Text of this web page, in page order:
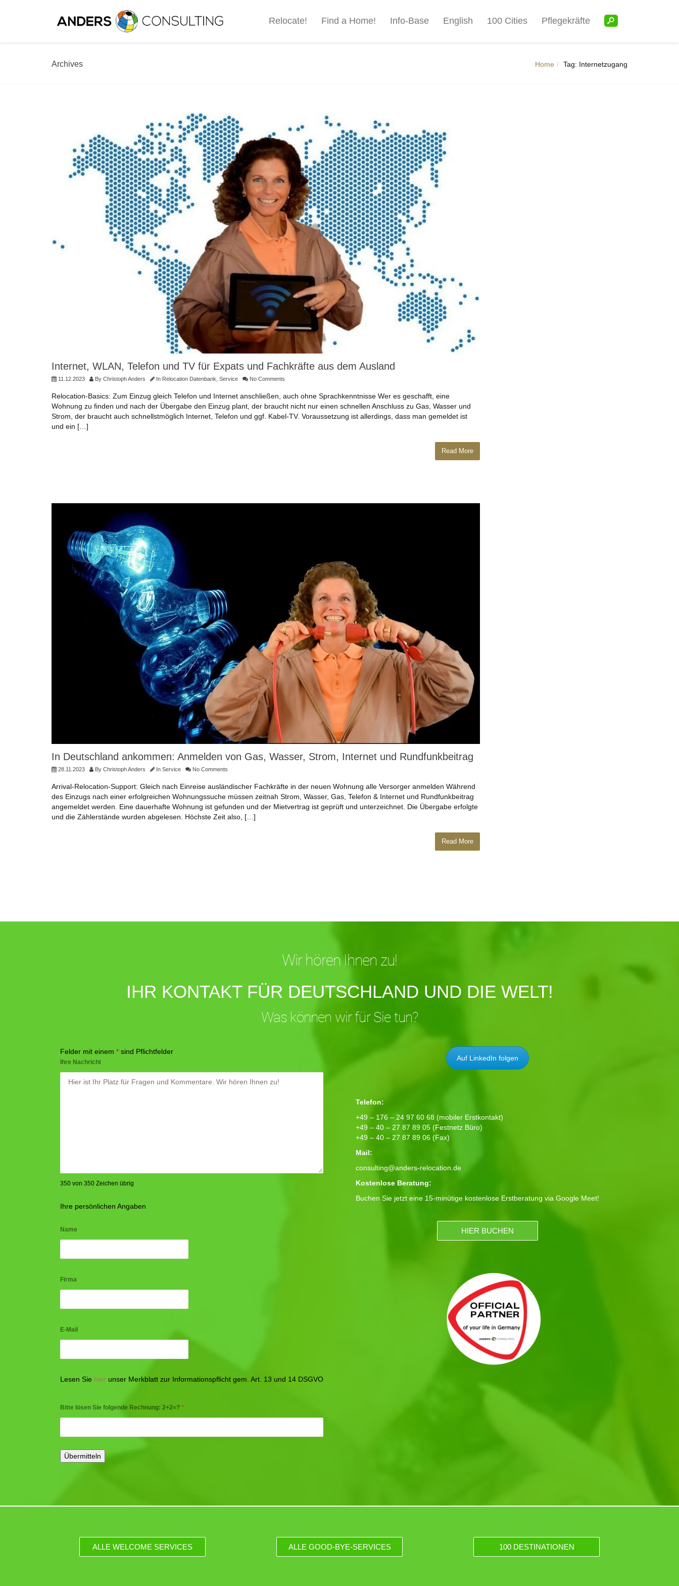
Relocate! Find a Home! Info-Base English 100 Cities Pflegekräfte
Archives Home Tag: Internetzugang
Internet, WLAN, Telefon und TV für Expats und Fachkräfte aus dem Ausland
11.12.2023 By Christoph Anders In Relocation Datenbank Service No Comments
Relocation-Basics: Zum Einzug gleich Telefon und Internet anschließen, auch ohne Sprachkenntnisse Wer es geschafft, eine
Wohnung zu finden und nach der Übergabe den Einzug plant, der braucht nicht nur einen schnellen Anschluss zu Gas, Wasser und
Strom, der braucht auch schnellstmöglich Internet, Telefon und ggf. Kabel-TV. Voraussetzung ist allerdings, dass man gemeldet ist
und ein […]
Read More
In Deutschland ankommen: Anmelden von Gas, Wasser, Strom, Internet und Rundfunkbeitrag
28.11.2023 By Christoph Anders In Service No Comments
Arrival-Relocation-Support: Gleich nach Einreise ausländischer Fachkräfte in der neuen Wohnung alle Versorger anmelden Während
des Einzugs nach einer erfolgreichen Wohnungssuche müssen zeitnah Strom, Wasser, Gas, Telefon & Internet und Rundfunkbeitrag
angemeldet werden. Eine dauerhafte Wohnung ist gefunden und der Mietvertrag ist geprüft und unterzeichnet. Die Übergabe erfolgte
und die Zählerstände wurden abgelesen. Höchste Zeit also, […]
Read More
Wir hören Ihnen zu!
IHR KONTAKT FÜR DEUTSCHLAND UND DIE WELT!
Was können wir für Sie tun?
Felder mit einem * sind Pflichtfelder
Ihre Nachricht
350 von 350 Zeichen übrig
Ihre persönlichen Angaben
Name
Firma
E-Mail
Lesen Sie hier unser Merkblatt zur Informationspflicht gem. Art. 13 und 14 DSGVO
Bitte lösen Sie folgende Rechnung: 2+2=? *
Auf LinkedIn folgen
Telefon:
+49 – 176 – 24 97 60 68 (mobiler Erstkontakt)
+49 – 40 – 27 87 89 05 (Festnetz Büro)
+49 – 40 – 27 87 89 06 (Fax)
Mail:
consulting@anders-relocation.de
Kostenlose Beratung:
Buchen Sie jetzt eine 15-minütige kostenlose Erstberatung via Google Meet!
HIER BUCHEN
ALLE WELCOME SERVICES ALLE GOOD-BYE-SERVICES 100 DESTINATIONEN